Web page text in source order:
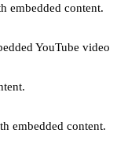
embedded content.
YouTube video
embedded content.